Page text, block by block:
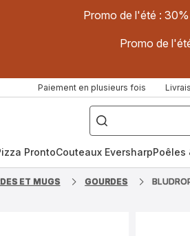
Promo de l'été :
Promo de
Paiement en plusieurs fois
["Poêles
inox,
Cake
Factory,
ProntoCouteaux EversharpPoêles
ET MUGS GOURDES